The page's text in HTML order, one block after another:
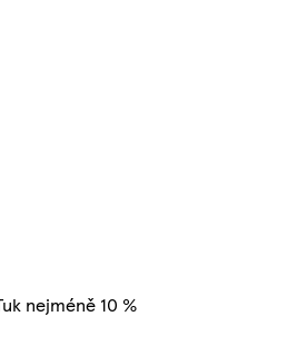
nejméně 10 %